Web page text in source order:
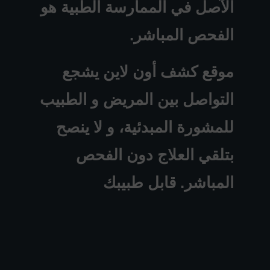
الآصل في الممارسة الطبية هو
الفحص المباشر.
موقع كشف أون لاين يشجع
التواصل بين المريض و الطبيب
للمشورة المبدئية، و لا ينصح
بتلقي العلاج دون الفحص
المباشر. قابل طبيبك